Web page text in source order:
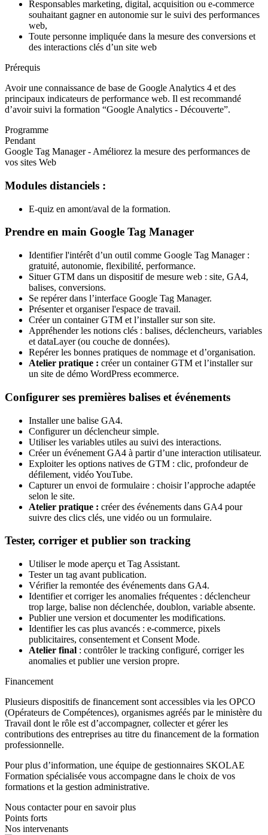
Responsables marketing, digital, acquisition ou e-commerce
souhaitant gagner en autonomie sur le suivi des performances
web,
Toute personne impliquée dans la mesure des conversions et
des interactions clés d’un site web
Prérequis
Avoir une connaissance de base de Google Analytics 4 et des
principaux indicateurs de performance web. Il est recommandé
d’avoir suivi la formation “Google Analytics - Découverte”.
Programme
Pendant
Google Tag Manager - Améliorez la mesure des performances de
vos sites Web
Modules distanciels :
E-quiz en amont/aval de la formation.
Prendre en main Google Tag Manager
Identifier l'intérêt d’un outil comme Google Tag Manager :
gratuité, autonomie, flexibilité, performance.
Situer GTM dans un dispositif de mesure web : site, GA4,
balises, conversions.
Se repérer dans l’interface Google Tag Manager.
Présenter et organiser l'espace de travail.
Créer un container GTM et l’installer sur son site.
Appréhender les notions clés : balises, déclencheurs, variables
et dataLayer (ou couche de données).
Repérer les bonnes pratiques de nommage et d’organisation.
Atelier pratique : créer un container GTM et l’installer sur
un site de démo WordPress ecommerce.
Configurer ses premières balises et événements
Installer une balise GA4.
Configurer un déclencheur simple.
Utiliser les variables utiles au suivi des interactions.
Créer un événement GA4 à partir d’une interaction utilisateur.
Exploiter les options natives de GTM : clic, profondeur de
défilement, vidéo YouTube.
Capturer un envoi de formulaire : choisir l’approche adaptée
selon le site.
Atelier pratique : créer des événements dans GA4 pour
suivre des clics clés, une vidéo ou un formulaire.
Tester, corriger et publier son tracking
Utiliser le mode aperçu et Tag Assistant.
Tester un tag avant publication.
Vérifier la remontée des événements dans GA4.
Identifier et corriger les anomalies fréquentes : déclencheur
trop large, balise non déclenchée, doublon, variable absente.
Publier une version et documenter les modifications.
Identifier les cas plus avancés : e-commerce, pixels
publicitaires, consentement et Consent Mode.
Atelier final : contrôler le tracking configuré, corriger les
anomalies et publier une version propre.
Financement
Plusieurs dispositifs de financement sont accessibles via les OPCO
(Opérateurs de Compétences), organismes agréés par le ministère du
Travail dont le rôle est d’accompagner, collecter et gérer les
contributions des entreprises au titre du financement de la formation
professionnelle.
Pour plus d’information, une équipe de gestionnaires SKOLAE
Formation spécialisée vous accompagne dans le choix de vos
formations et la gestion administrative.
Nous contacter pour en savoir plus
Points forts
Nos intervenants